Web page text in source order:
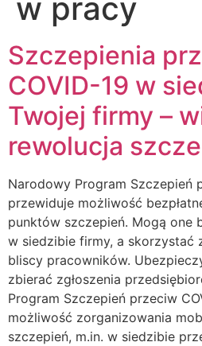
w pracy
Szczepienia
COVID-19 w
Twojej firmy –
rewolucja
Narodowy Program Szczepień
przewiduje możliwość
punktów szczepień. Mogą one
w siedzibie firmy, a skorzystać
bliscy pracowników.
zbierać zgłoszenia
Program Szczepień przeciw
możliwość zorganizowania
szczepień, m.in. w siedzibie